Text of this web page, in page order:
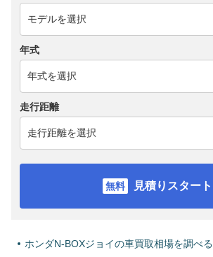
年式
走行距離
見積りスタート
ホンダN-BOXジョイの車買取相場を調べる